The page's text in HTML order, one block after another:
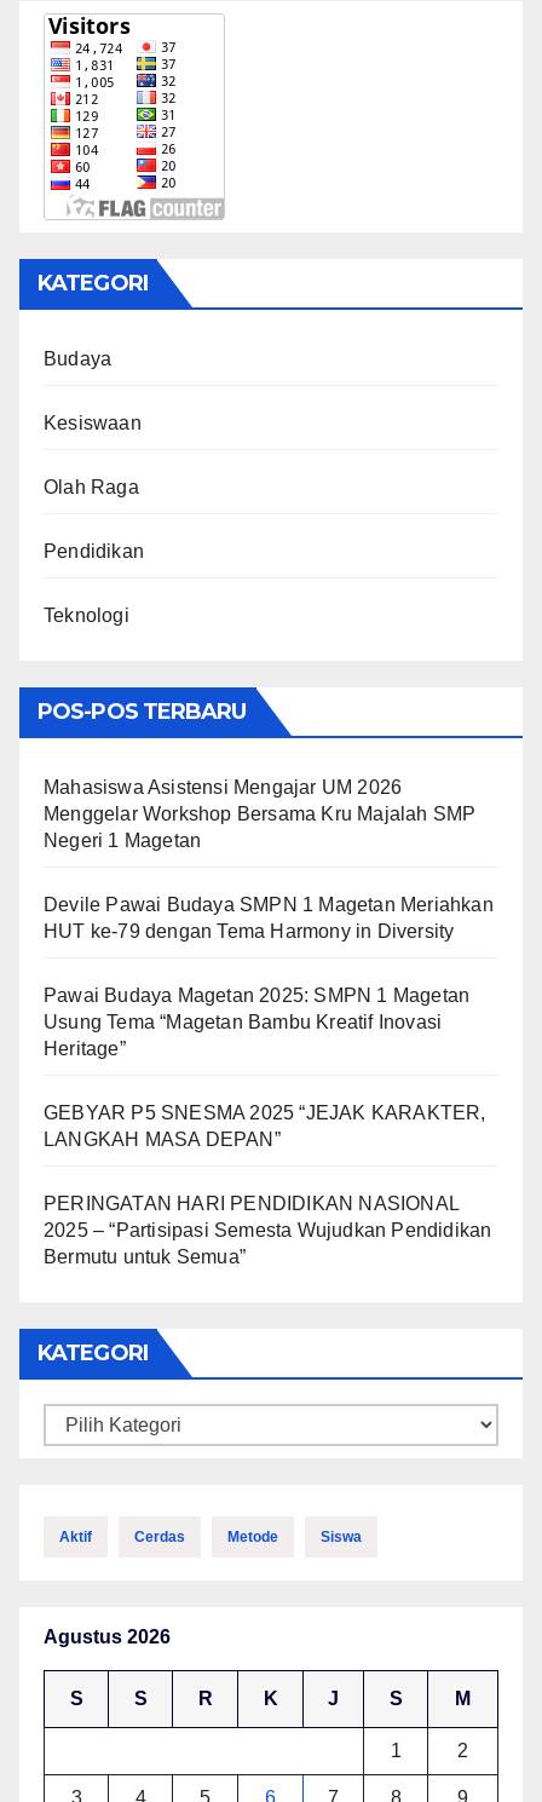
KATEGORI
Budaya
Kesiswaan
Olah Raga
Pendidikan
Teknologi
POS-POS TERBARU
Mahasiswa Asistensi Mengajar UM 2026
Menggelar Workshop Bersama Kru Majalah SMP
Negeri 1 Magetan
Devile Pawai Budaya SMPN 1 Magetan Meriahkan
HUT ke-79 dengan Tema Harmony in Diversity
Pawai Budaya Magetan 2025: SMPN 1 Magetan
Usung Tema “Magetan Bambu Kreatif Inovasi
Heritage”
GEBYAR P5 SNESMA 2025 “JEJAK KARAKTER,
LANGKAH MASA DEPAN”
PERINGATAN HARI PENDIDIKAN NASIONAL
2025 – “Partisipasi Semesta Wujudkan Pendidikan
Bermutu untuk Semua”
KATEGORI
Kategori
Aktif Cerdas Metode Siswa
Agustus 2026
S S R K J S M
1 2
3 4 5 6 7 8 9